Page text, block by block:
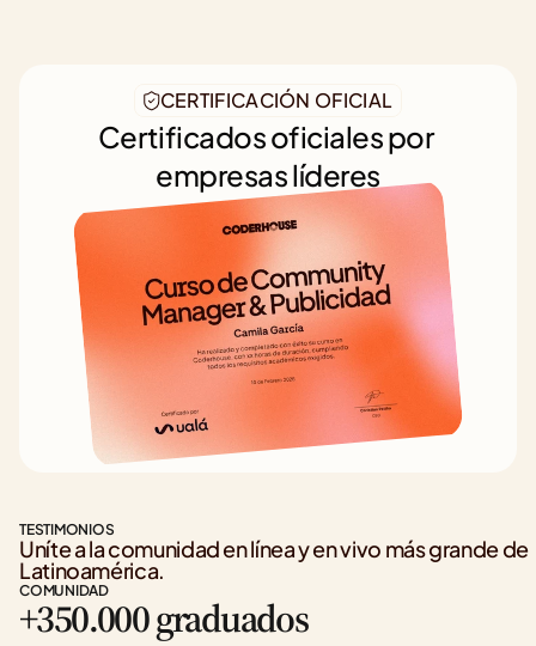
CERTIFICACIÓN OFICIAL
Certificados oficiales por
empresas líderes
TESTIMONIOS
Uníte a la comunidad en línea y en vivo más grande de
Latinoamérica.
COMUNIDAD
+350.000 graduados